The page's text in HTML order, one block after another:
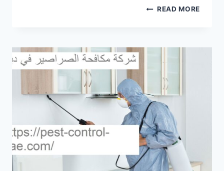
READ MOREشركة
دبي
|0569609400|